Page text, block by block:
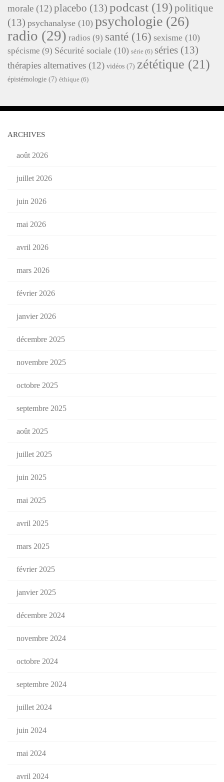
morale (12)placebo (13) podcast (19)politique
(13) psychanalyse (10) psychologie (26)
radio (29) radios (9) santé (16) sexisme (10)
spécisme (9) Sécurité sociale (10) série (6) séries (13)
thérapies alternatives (12) vidéos (7) zététique (21)
épistémologie (7) éthique (6)
ARCHIVES
août 2026
juillet 2026
juin 2026
mai 2026
avril 2026
mars 2026
février 2026
janvier 2026
décembre 2025
novembre 2025
octobre 2025
septembre 2025
août 2025
juillet 2025
juin 2025
mai 2025
avril 2025
mars 2025
février 2025
janvier 2025
décembre 2024
novembre 2024
octobre 2024
septembre 2024
juillet 2024
juin 2024
mai 2024
avril 2024